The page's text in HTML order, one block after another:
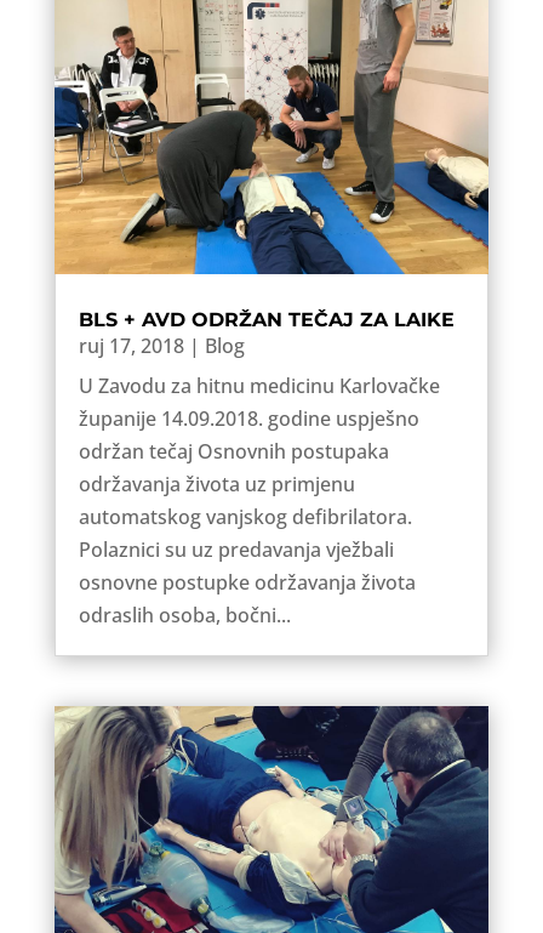
BLS + AVD ODRŽAN TEČAJ ZA LAIKE
ruj 17, 2018| Blog
U Zavodu za hitnu medicinu Karlovačke
županije 14.09.2018. godine uspješno
održan tečaj Osnovnih postupaka
održavanja života uz primjenu
automatskog vanjskog defibrilatora.
Polaznici su uz predavanja vježbali
osnovne postupke održavanja života
odraslih osoba, bočni...